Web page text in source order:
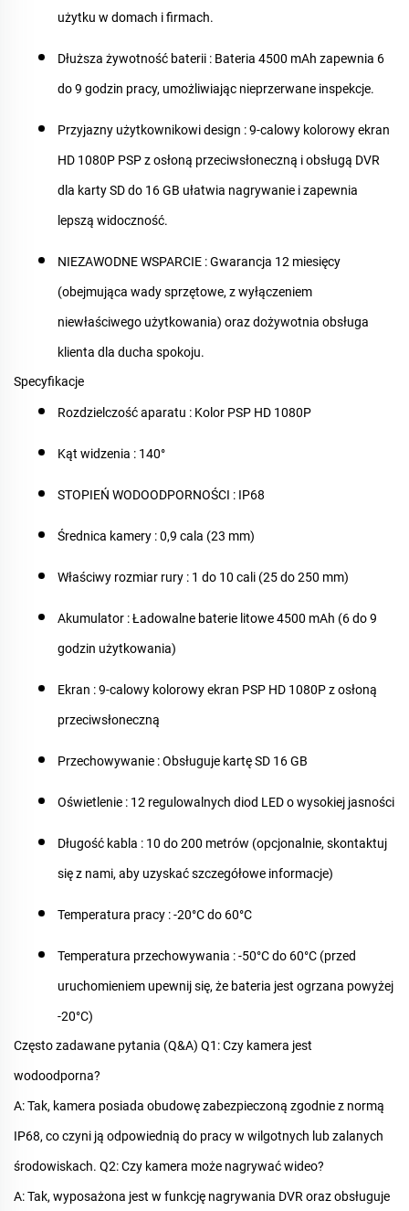
użytku w domach i firmach.
Dłuższa żywotność baterii : Bateria 4500 mAh zapewnia 6
do 9 godzin pracy, umożliwiając nieprzerwane inspekcje.
Przyjazny użytkownikowi design : 9-calowy kolorowy ekran
HD 1080P PSP z osłoną przeciwsłoneczną i obsługą DVR
dla karty SD do 16 GB ułatwia nagrywanie i zapewnia
lepszą widoczność.
NIEZAWODNE WSPARCIE : Gwarancja 12 miesięcy
(obejmująca wady sprzętowe, z wyłączeniem
niewłaściwego użytkowania) oraz dożywotnia obsługa
klienta dla ducha spokoju.
Specyfikacje
Rozdzielczość aparatu : Kolor PSP HD 1080P
Kąt widzenia : 140°
STOPIEŃ WODOODPORNOŚCI : IP68
Średnica kamery : 0,9 cala (23 mm)
Właściwy rozmiar rury : 1 do 10 cali (25 do 250 mm)
Akumulator : Ładowalne baterie litowe 4500 mAh (6 do 9
godzin użytkowania)
Ekran : 9-calowy kolorowy ekran PSP HD 1080P z osłoną
przeciwsłoneczną
Przechowywanie : Obsługuje kartę SD 16 GB
Oświetlenie : 12 regulowalnych diod LED o wysokiej jasności
Długość kabla : 10 do 200 metrów (opcjonalnie, skontaktuj
się z nami, aby uzyskać szczegółowe informacje)
Temperatura pracy : -20°C do 60°C
Temperatura przechowywania : -50°C do 60°C (przed
uruchomieniem upewnij się, że bateria jest ogrzana powyżej
-20°C)
Często zadawane pytania (Q&A) Q1: Czy kamera jest
wodoodporna?
A: Tak, kamera posiada obudowę zabezpieczoną zgodnie z normą
IP68, co czyni ją odpowiednią do pracy w wilgotnych lub zalanych
środowiskach. Q2: Czy kamera może nagrywać wideo?
A: Tak, wyposażona jest w funkcję nagrywania DVR oraz obsługuje